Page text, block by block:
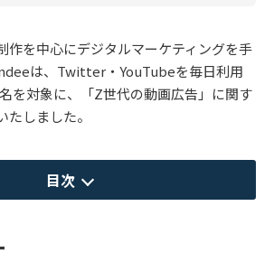
作を中心にデジタルマーケティングを手
は、Twitter・YouTubeを毎日利用
を対象に、「Z世代の動画広告」に関す
しました。
目次